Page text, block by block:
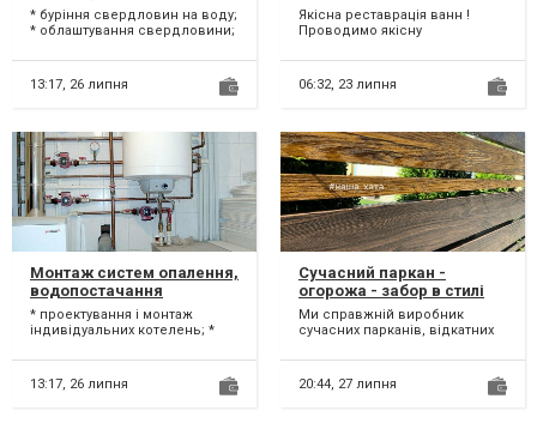
свердловини на воду у
Львівській обл.
* буріння свердловин на воду;
* облаштування свердловини;
насосів, а...
13:17, 26 липня
Якісна реставрація ванн !
Проводимо якісну
душових піддонів ! Ми з 20...
06:32, 23 липня
Монтаж систем опалення,
водопостачання
* проектування і монтаж
індивідуальних котелень; *
водопостачання; * канал...
13:17, 26 липня
Сучасний паркан -
огорожа - забор в стилі
Ранчо від Виробника
Ми справжній виробник
сучасних парканів, відкатних
оновлюють будинок, підкре...
20:44, 27 липня